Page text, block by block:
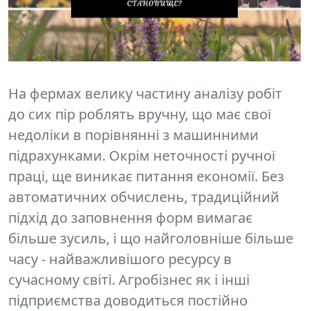
На фермах велику частину аналізу робіт
до сих пір роблять вручну, що має свої
недоліки в порівнянні з машинними
підрахунками. Окрім неточності ручної
праці, ще виникає питання економії. Без
автоматичних обчислень, традиційний
підхід до заповнення форм вимагає
більше зусиль, і що найголовніше більше
часу - найважливішого ресурсу в
сучасному світі. Агробізнес як і інші
підприємства доводиться постійно